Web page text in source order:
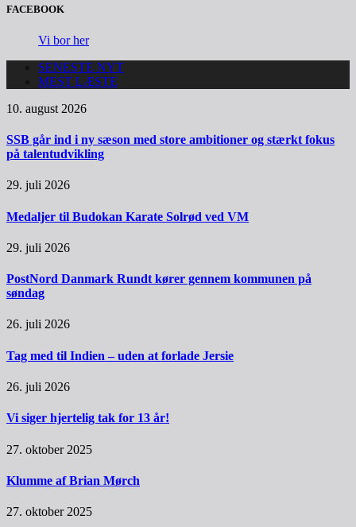
FACEBOOK
Vi bor her
SENESTE NYT
MEST LÆSTE
10. august 2026
SSB går ind i ny sæson med store ambitioner og stærkt fokus
på talentudvikling
29. juli 2026
Medaljer til Budokan Karate Solrød ved VM
29. juli 2026
PostNord Danmark Rundt kører gennem kommunen på
søndag
26. juli 2026
Tag med til Indien – uden at forlade Jersie
26. juli 2026
Vi siger hjertelig tak for 13 år!
27. oktober 2025
Klumme af Brian Mørch
27. oktober 2025